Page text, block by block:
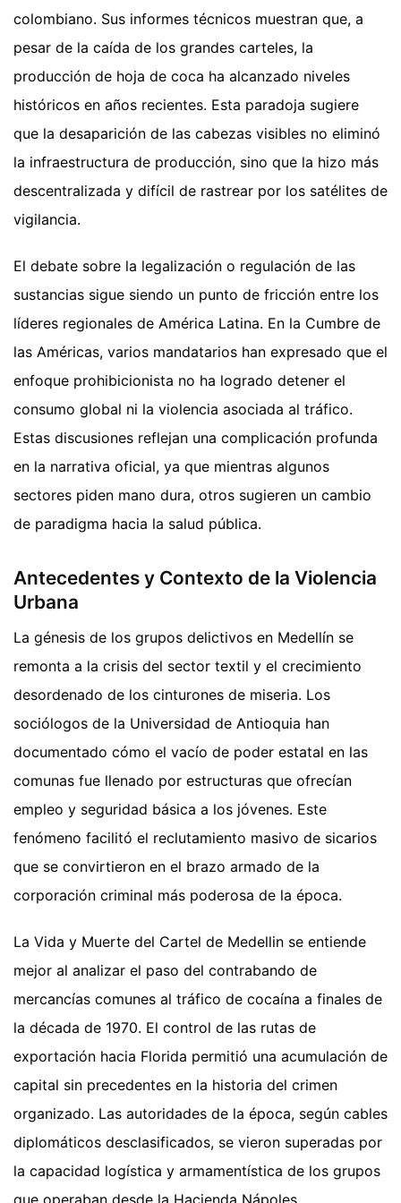
colombiano. Sus informes técnicos muestran que, a
pesar de la caída de los grandes carteles, la
producción de hoja de coca ha alcanzado niveles
históricos en años recientes. Esta paradoja sugiere
que la desaparición de las cabezas visibles no eliminó
la infraestructura de producción, sino que la hizo más
descentralizada y difícil de rastrear por los satélites de
vigilancia.
El debate sobre la legalización o regulación de las
sustancias sigue siendo un punto de fricción entre los
líderes regionales de América Latina. En la Cumbre de
las Américas, varios mandatarios han expresado que el
enfoque prohibicionista no ha logrado detener el
consumo global ni la violencia asociada al tráfico.
Estas discusiones reflejan una complicación profunda
en la narrativa oficial, ya que mientras algunos
sectores piden mano dura, otros sugieren un cambio
de paradigma hacia la salud pública.
Antecedentes y Contexto de la Violencia
Urbana
La génesis de los grupos delictivos en Medellín se
remonta a la crisis del sector textil y el crecimiento
desordenado de los cinturones de miseria. Los
sociólogos de la Universidad de Antioquia han
documentado cómo el vacío de poder estatal en las
comunas fue llenado por estructuras que ofrecían
empleo y seguridad básica a los jóvenes. Este
fenómeno facilitó el reclutamiento masivo de sicarios
que se convirtieron en el brazo armado de la
corporación criminal más poderosa de la época.
La Vida y Muerte del Cartel de Medellin se entiende
mejor al analizar el paso del contrabando de
mercancías comunes al tráfico de cocaína a finales de
la década de 1970. El control de las rutas de
exportación hacia Florida permitió una acumulación de
capital sin precedentes en la historia del crimen
organizado. Las autoridades de la época, según cables
diplomáticos desclasificados, se vieron superadas por
la capacidad logística y armamentística de los grupos